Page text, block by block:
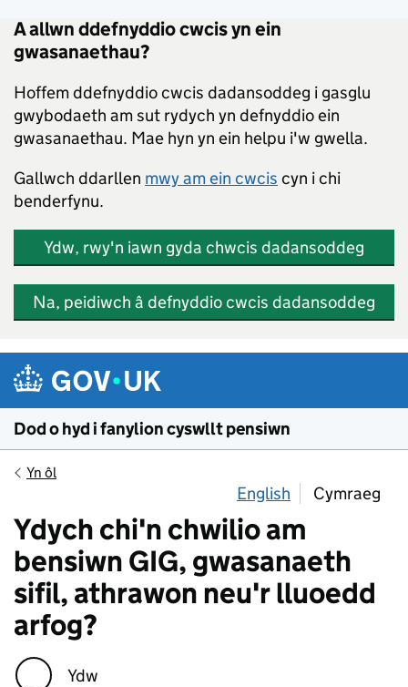
A allwn ddefnyddio cwcis yn ein
gwasanaethau?
Hoffem ddefnyddio cwcis dadansoddeg i gasglu
gwybodaeth am sut rydych yn defnyddio ein
gwasanaethau. Mae hyn yn ein helpu i'w gwella.
Gallwch ddarllen mwy am ein cwcis cyn i chi
benderfynu.
Ydw, rwy'n iawn gyda chwcis dadansoddeg
Na, peidiwch â defnyddio cwcis dadansoddeg
Skip to main content
Dod o hyd i fanylion cyswllt pensiwn
Yn ôl
English Cymraeg
Ydych chi'n chwilio am
bensiwn GIG, gwasanaeth
sifil, athrawon neu'r lluoedd
arfog?
Ydw